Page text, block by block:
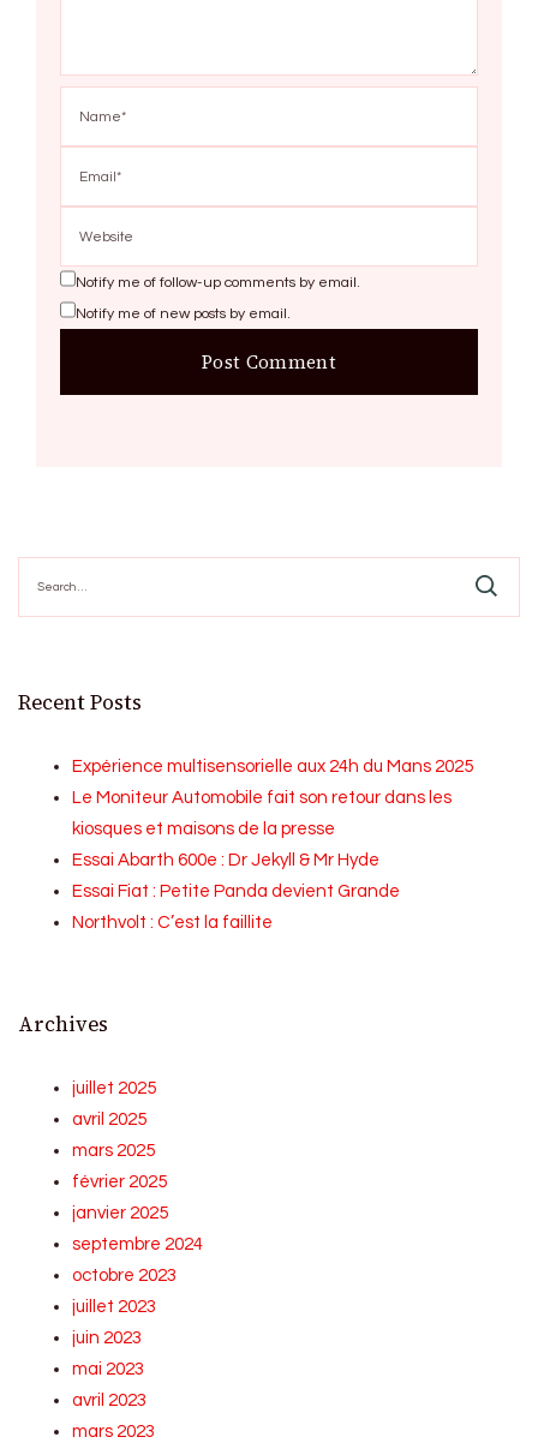
Notify me of follow-up comments by email.
Notify me of new posts by email.
for:
Recent Posts
Expérience multisensorielle aux 24h du Mans 2025
Le Moniteur Automobile fait son retour dans les
kiosques et maisons de la presse
Essai Abarth 600e : Dr Jekyll & Mr Hyde
Essai Fiat : Petite Panda devient Grande
Northvolt : C’est la faillite
Archives
juillet 2025
avril 2025
mars 2025
février 2025
janvier 2025
septembre 2024
octobre 2023
juillet 2023
juin 2023
mai 2023
avril 2023
mars 2023